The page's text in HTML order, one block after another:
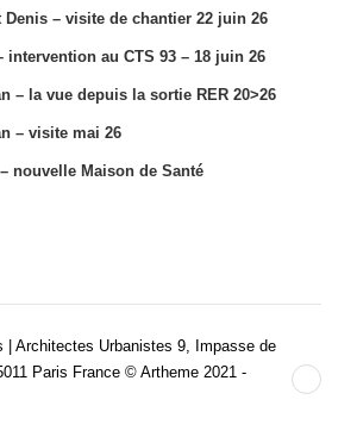
Denis – visite de chantier 22 juin 26
intervention au CTS 93 – 18 juin 26
– la vue depuis la sortie RER 20>26
– visite mai 26
nouvelle Maison de Santé
| Architectes Urbanistes 9, Impasse de
Paris France © Artheme 2021 -